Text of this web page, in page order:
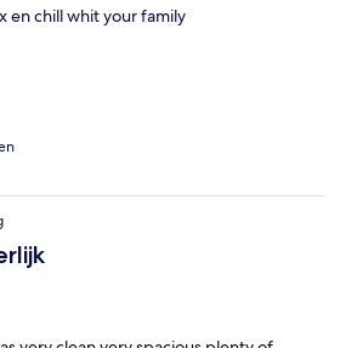
en chill whit your family